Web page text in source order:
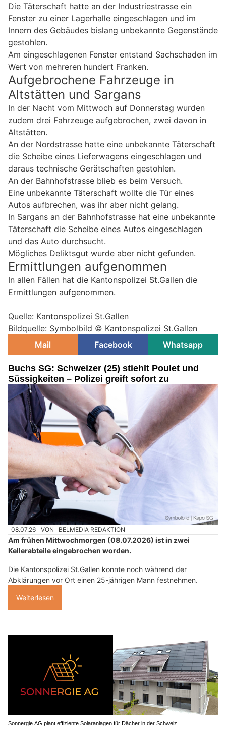
Die Täterschaft hatte an der Industriestrasse ein
Fenster zu einer Lagerhalle eingeschlagen und im
Innern des Gebäudes bislang unbekannte Gegenstände
gestohlen.
Am eingeschlagenen Fenster entstand Sachschaden im
Wert von mehreren hundert Franken.
Aufgebrochene Fahrzeuge in
Altstätten und Sargans
In der Nacht vom Mittwoch auf Donnerstag wurden
zudem drei Fahrzeuge aufgebrochen, zwei davon in
Altstätten.
An der Nordstrasse hatte eine unbekannte Täterschaft
die Scheibe eines Lieferwagens eingeschlagen und
daraus technische Gerätschaften gestohlen.
An der Bahnhofstrasse blieb es beim Versuch.
Eine unbekannte Täterschaft wollte die Tür eines
Autos aufbrechen, was ihr aber nicht gelang.
In Sargans an der Bahnhofstrasse hat eine unbekannte
Täterschaft die Scheibe eines Autos eingeschlagen
und das Auto durchsucht.
Mögliches Deliktsgut wurde aber nicht gefunden.
Ermittlungen aufgenommen
In allen Fällen hat die Kantonspolizei St.Gallen die
Ermittlungen aufgenommen.
Quelle: Kantonspolizei St.Gallen
Bildquelle: Symbolbild © Kantonspolizei St.Gallen
Mail
Facebook Whatsapp
Buchs SG: Schweizer (25) stiehlt Poulet und
Süssigkeiten – Polizei greift sofort zu
08.07.26 VON BELMEDIA REDAKTION
Am frühen Mittwochmorgen (08.07.2026) ist in zwei
Kellerabteile eingebrochen worden.
Die Kantonspolizei St.Gallen konnte noch während der
Abklärungen vor Ort einen 25-jährigen Mann festnehmen.
Weiterlesen
Sonnergie AG plant effiziente Solaranlagen für Dächer in der Schweiz